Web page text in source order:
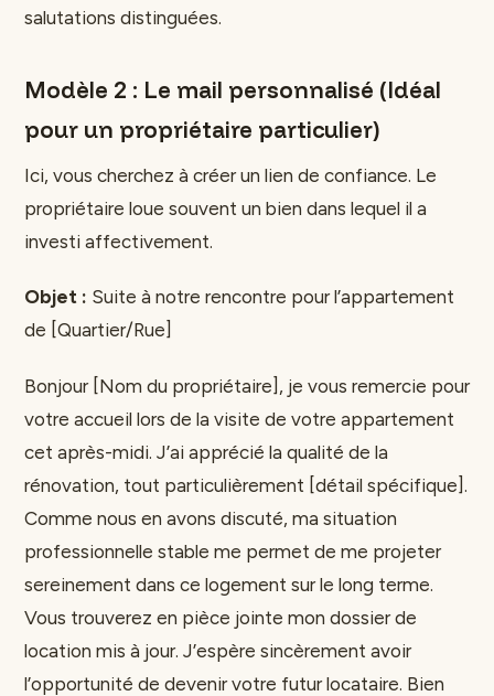
salutations distinguées.
Modèle 2 : Le mail personnalisé (Idéal
pour un propriétaire particulier)
Ici, vous cherchez à créer un lien de confiance. Le
propriétaire loue souvent un bien dans lequel il a
investi affectivement.
Objet : Suite à notre rencontre pour l’appartement
de [Quartier/Rue]
Bonjour [Nom du propriétaire], je vous remercie pour
votre accueil lors de la visite de votre appartement
cet après-midi. J’ai apprécié la qualité de la
rénovation, tout particulièrement [détail spécifique].
Comme nous en avons discuté, ma situation
professionnelle stable me permet de me projeter
sereinement dans ce logement sur le long terme.
Vous trouverez en pièce jointe mon dossier de
location mis à jour. J’espère sincèrement avoir
l’opportunité de devenir votre futur locataire. Bien